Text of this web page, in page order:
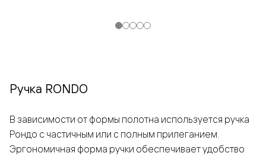
Ручка RONDO
В зависимости от формы полотна используется ручка
Рондо с частичным или с полным прилеганием.
Эргономичная форма ручки обеспечивает удобство